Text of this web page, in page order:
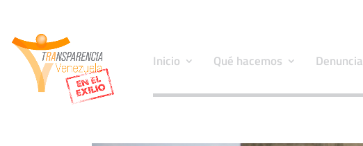
Inicio Qué hacemos Denuncia